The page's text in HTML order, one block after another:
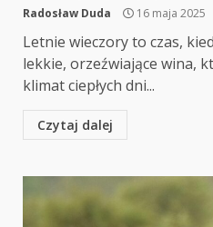
Radosław Duda 16 maja 2025
Letnie wieczory to czas,
lekkie, orzeźwiające wina,
klimat ciepłych dni...
Czytaj dalej